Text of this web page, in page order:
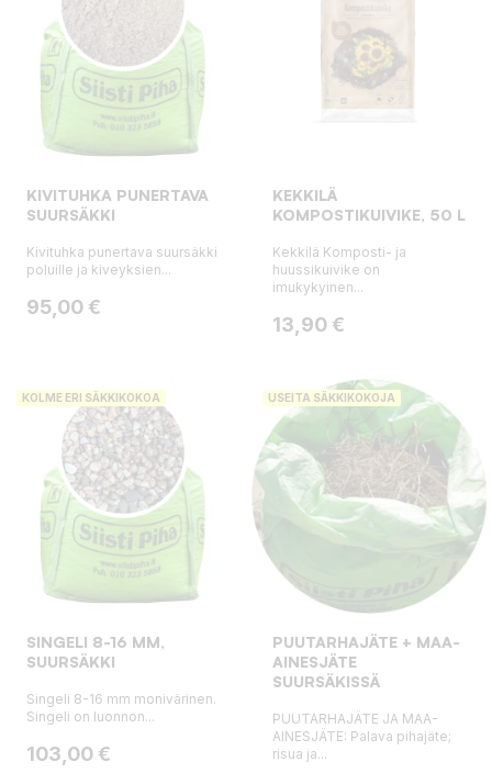
KIVITUHKA PUNERTAVA
SUURSÄKKI
Kivituhka punertava suursäkki
poluille ja kiveyksien...
Hinta
95,00 €
KEKKILÄ
KOMPOSTIKUIVIKE, 50 L
Kekkilä Komposti- ja
huussikuivike on
imukykyinen...
Hinta
13,90 €
KOLME ERI SÄKKIKOKOA
SINGELI 8-16 MM,
SUURSÄKKI
Singeli 8-16 mm monivärinen.
Singeli on luonnon...
Hinta
103,00 €
USEITA SÄKKIKOKOJA
PUUTARHAJÄTE + MAA-
AINESJÄTE
SUURSÄKISSÄ
PUUTARHAJÄTE JA MAA-
AINESJÄTE: Palava pihajäte;
risua ja...